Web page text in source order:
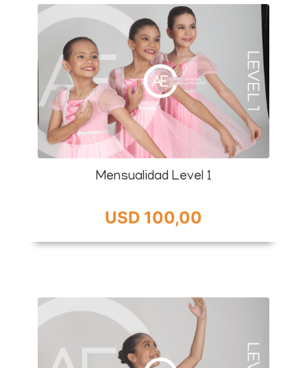
Mensualidad Level 1
USD 100,00